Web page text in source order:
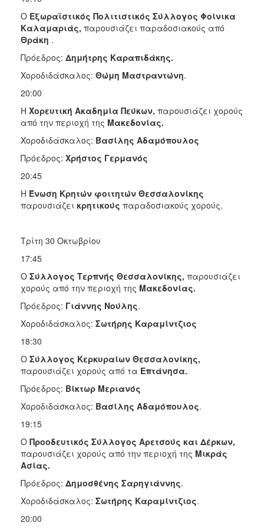
Ο Εξωραϊστικός Πολιτιστικός Σύλλογος Φοίνικα
Καλαμαριάς, παρουσιάζει παραδοσιακούς από
Θράκη .
Πρόεδρος: Δημήτρης Καραπιδάκης.
Χοροδιδάσκαλος: Θώμη Μαστραντώνη.
20:00
Η Χορευτική Ακαδημία Πεύκων, παρουσιάζει χορούς
από την περιοχή της Μακεδονίας.
Χοροδιδάσκαλος: Βασίλης Αδαμόπουλος
Πρόεδρος: Χρήστος Γερμανός
20:45
Η Ένωση Κρητών φοιτητών Θεσσαλονίκης
παρουσιάζει κρητικούς παραδοσιακούς χορούς.
Τρίτη 30 Οκτωβρίου
17:45
Ο Σύλλογος Τερπνής Θεσσαλονίκης, παρουσιάζει
χορούς από την περιοχή της Μακεδονίας.
Πρόεδρος: Γιάννης Νούλης.
Χοροδιδάσκαλος: Σωτήρης Καραμίντζιος
18:30
Ο Σύλλογος Κερκυραίων Θεσσαλονίκης,
παρουσιάζει χορούς από τα Επτάνησα.
Πρόεδρος: Βίκτωρ Μεριανός
Χοροδιδάσκαλος: Βασίλης Αδαμόπουλος.
19:15
Ο Προοδευτικός Σύλλογος Αρετσούς και Δέρκων,
παρουσιάζει χορούς από την περιοχή της Μικράς
Ασίας.
Πρόεδρος: Δημοσθένης Σαρηγιάννης.
Χοροδιδάσκαλος: Σωτήρης Καραμίντζιος.
20:00